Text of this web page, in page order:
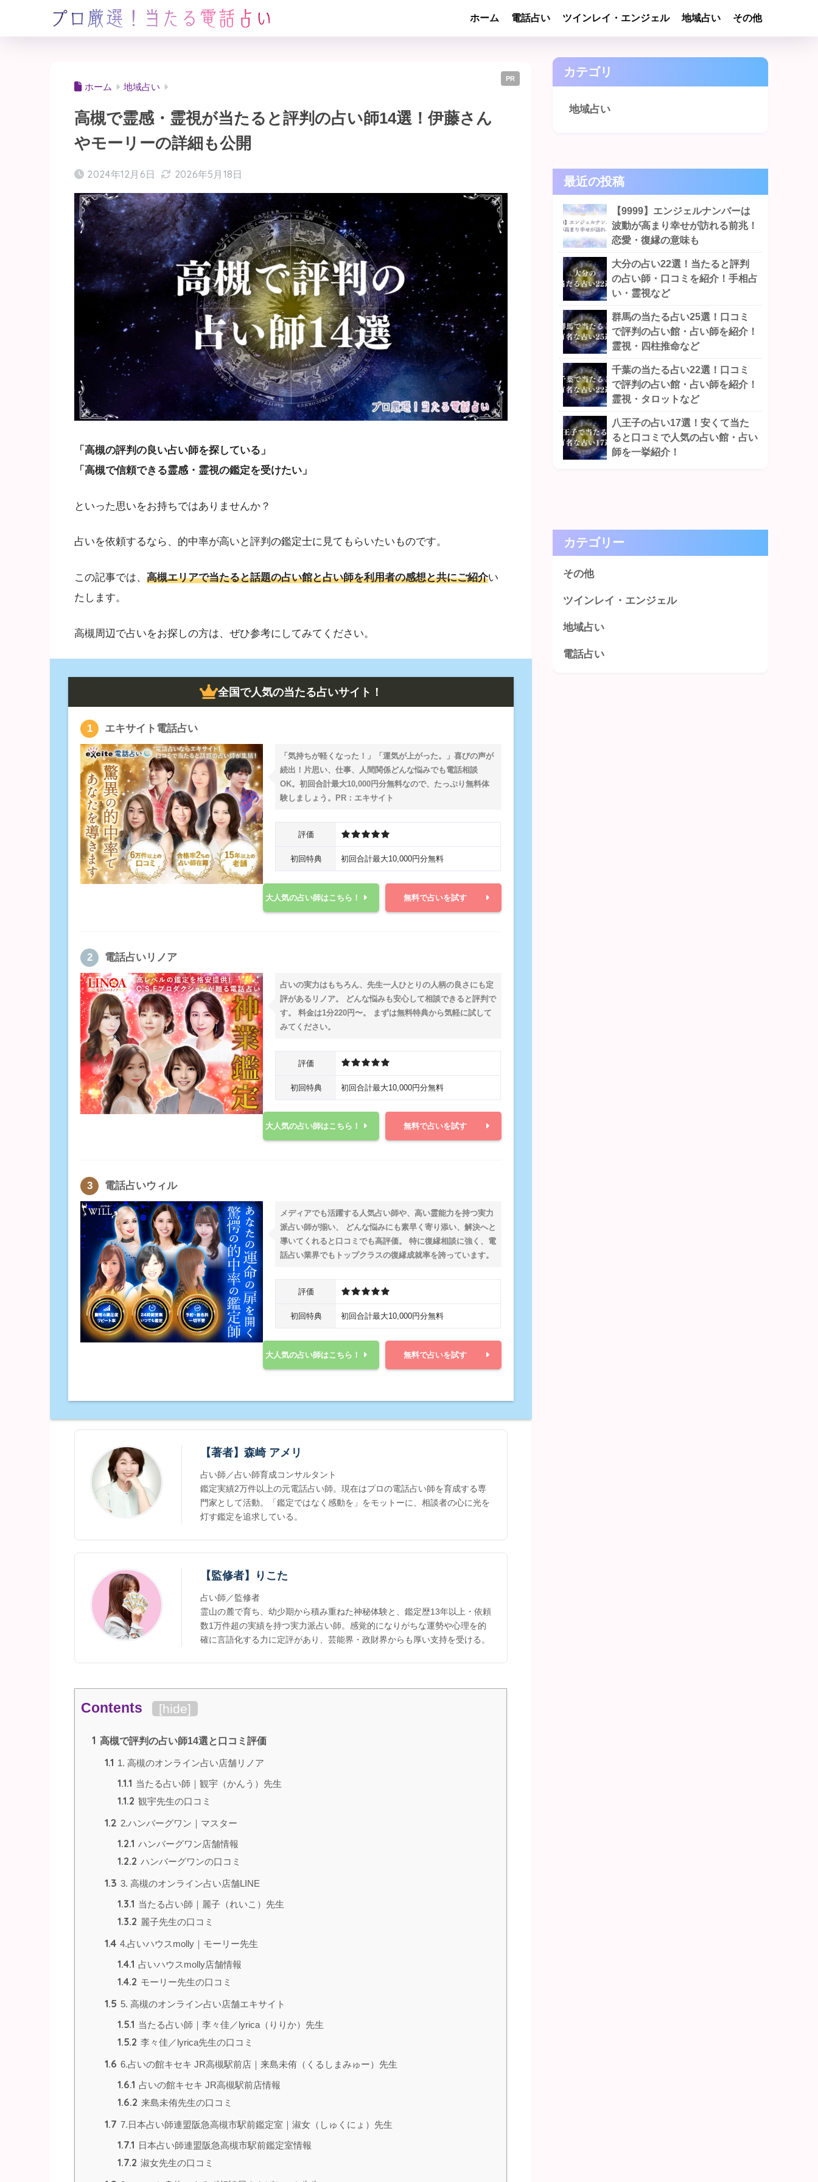
ホーム 電話占い ツインレイ・エンジェル 地域占い その他
PR
ホーム 地域占い
高槻で霊感・霊視が当たると評判の占い師14選！伊藤さん
やモーリーの詳細も公開
2024年12月6日 2026年5月18日
「高槻の評判の良い占い師を探している」
「高槻で信頼できる霊感・霊視の鑑定を受けたい」
といった思いをお持ちではありませんか？
占いを依頼するなら、的中率が高いと評判の鑑定士に見てもらいたいものです。
この記事では、 高槻エリアで当たると話題の占い館と占い師を利用者の感想と共にご紹介い
たします。
高槻周辺で占いをお探しの方は、ぜひ参考にしてみてください。
全国で人気の当たる占いサイト！
エキサイト電話占い
「気持ちが軽くなった！」「運気が上がった。」喜びの声が
続出！片思い、仕事、人間関係どんな悩みでも電話相談
OK。 初回合計最大10,000円分無料なので、たっぷり無料体
験しましょう。PR：エキサイト
評価
初回特典 初回合計最大10,000円分無料
大人気の占い師はこちら！ 無料で占いを試す
電話占いリノア
占いの実力はもちろん、先生一人ひとりの人柄の良さにも定
評があるリノア。 どんな悩みも安心して相談できると評判で
す。 料金は1分220円〜。 まずは無料特典から気軽に試して
みてください。
評価
初回特典 初回合計最大10,000円分無料
大人気の占い師はこちら！ 無料で占いを試す
電話占いウィル
メディアでも活躍する人気占い師や、高い霊能力を持つ実力
派占い師が揃い、 どんな悩みにも素早く寄り添い、解決へと
導いてくれると口コミでも高評価。 特に復縁相談に強く、電
話占い業界でもトップクラスの復縁成就率を誇っています。
評価
初回特典 初回合計最大10,000円分無料
大人気の占い師はこちら！ 無料で占いを試す
【著者】森崎 アメリ
占い師／占い師育成コンサルタント
鑑定実績2万件以上の元電話占い師。現在はプロの電話占い師を育成する専
門家として活動。「鑑定ではなく感動を」をモットーに、相談者の心に光を
灯す鑑定を追求している。
【監修者】りこた
占い師／監修者
霊山の麓で育ち、幼少期から積み重ねた神秘体験と、鑑定歴13年以上・依頼
数1万件超の実績を持つ実力派占い師。感覚的になりがちな運勢や心理を的
確に言語化する力に定評があり、芸能界・政財界からも厚い支持を受ける。
Contents [hide]
1 高槻で評判の占い師14選と口コミ評価
1.1 1. 高槻のオンライン占い店舗リノア
1.1.1 当たる占い師｜観宇（かんう）先生
1.1.2 観宇先生の口コミ
1.2 2.ハンバーグワン｜マスター
1.2.1 ハンバーグワン店舗情報
1.2.2 ハンバーグワンの口コミ
1.3 3. 高槻のオンライン占い店舗LINE
1.3.1 当たる占い師｜麗子（れいこ）先生
1.3.2 麗子先生の口コミ
1.4 4.占いハウスmolly｜モーリー先生
1.4.1 占いハウスmolly店舗情報
1.4.2 モーリー先生の口コミ
1.5 5. 高槻のオンライン占い店舗エキサイト
1.5.1 当たる占い師｜李々佳／lyrica（りりか）先生
1.5.2 李々佳／lyrica先生の口コミ
1.6 6.占いの館キセキ JR高槻駅前店｜来島未侑（くるしまみゅー）先生
1.6.1 占いの館キセキ JR高槻駅前店情報
1.6.2 来島未侑先生の口コミ
1.7 7.日本占い師連盟阪急高槻市駅前鑑定室｜淑女（しゅくにょ）先生
1.7.1 日本占い師連盟阪急高槻市駅前鑑定室情報
1.7.2 淑女先生の口コミ
カテゴリ
地域占い
最近の投稿
【9999】エンジェルナンバーは
波動が高まり幸せが訪れる前兆！
恋愛・復縁の意味も
大分の占い22選！当たると評判
の占い師・口コミを紹介！手相占
い・霊視など
群馬の当たる占い25選！口コミ
で評判の占い館・占い師を紹介！
霊視・四柱推命など
千葉の当たる占い22選！口コミ
で評判の占い館・占い師を紹介！
霊視・タロットなど
八王子の占い17選！安くて当た
ると口コミで人気の占い館・占い
師を一挙紹介！
カテゴリー
その他
ツインレイ・エンジェル
地域占い
電話占い